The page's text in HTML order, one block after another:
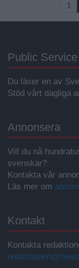
1
Public
Du läser en av
Stöd vårt dagliga
Annonsera
Vill du nå
svenskar?
Kontakta vår
Läs mer om
Kontakt
Kontakta